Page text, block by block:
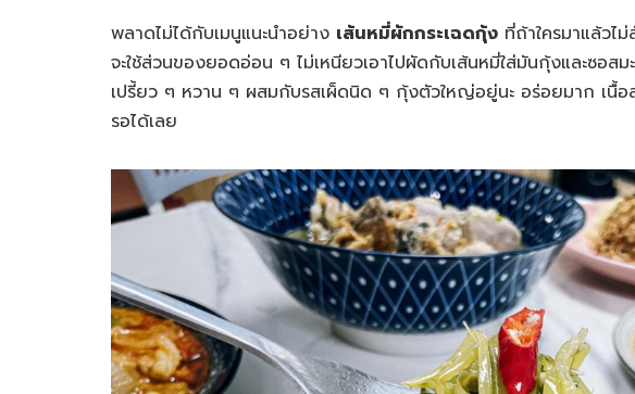
พลาดไม่ได้กับเมนูแนะนำอย่าง เส้นหมี่ผักกระเฉดกุ้ง ที่ถ้าใครมาแล้วไ
จะใช้ส่วนของยอดอ่อน ๆ ไม่เหนียวเอาไปผัดกับเส้นหมี่ใส่มันกุ้งและซอส
เปรี้ยว ๆ หวาน ๆ ผสมกับรสเผ็ดนิด ๆ กุ้งตัวใหญ่อยู่นะ อร่อยมาก เนื้อ
รอได้เลย